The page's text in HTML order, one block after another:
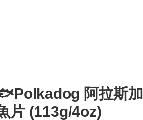
阿拉斯
片 (113g/4oz)